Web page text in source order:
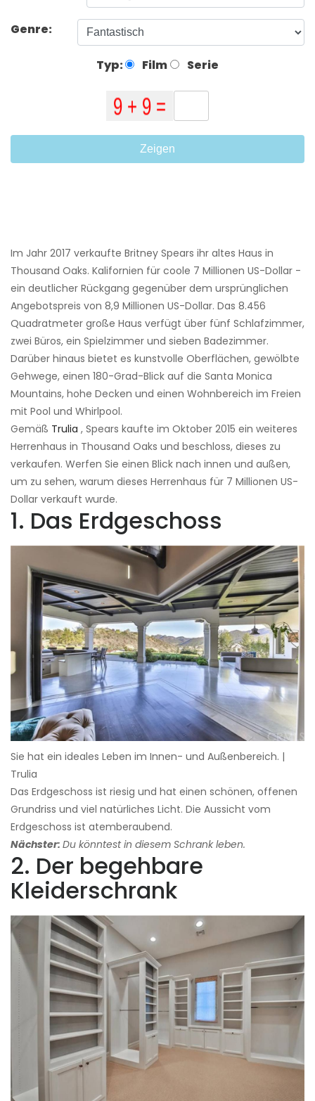
Genre:
Typ: Film Serie
Zeigen
Im Jahr 2017 verkaufte Britney Spears ihr altes Haus in
Thousand Oaks. Kalifornien für coole 7 Millionen US-Dollar -
ein deutlicher Rückgang gegenüber dem ursprünglichen
Angebotspreis von 8,9 Millionen US-Dollar. Das 8.456
Quadratmeter große Haus verfügt über fünf Schlafzimmer,
zwei Büros, ein Spielzimmer und sieben Badezimmer.
Darüber hinaus bietet es kunstvolle Oberflächen, gewölbte
Gehwege, einen 180-Grad-Blick auf die Santa Monica
Mountains, hohe Decken und einen Wohnbereich im Freien
mit Pool und Whirlpool.
Gemäß Trulia , Spears kaufte im Oktober 2015 ein weiteres
Herrenhaus in Thousand Oaks und beschloss, dieses zu
verkaufen. Werfen Sie einen Blick nach innen und außen,
um zu sehen, warum dieses Herrenhaus für 7 Millionen US-
Dollar verkauft wurde.
1. Das Erdgeschoss
Sie hat ein ideales Leben im Innen- und Außenbereich. |
Trulia
Das Erdgeschoss ist riesig und hat einen schönen, offenen
Grundriss und viel natürliches Licht. Die Aussicht vom
Erdgeschoss ist atemberaubend.
Nächster: Du könntest in diesem Schrank leben.
2. Der begehbare
Kleiderschrank